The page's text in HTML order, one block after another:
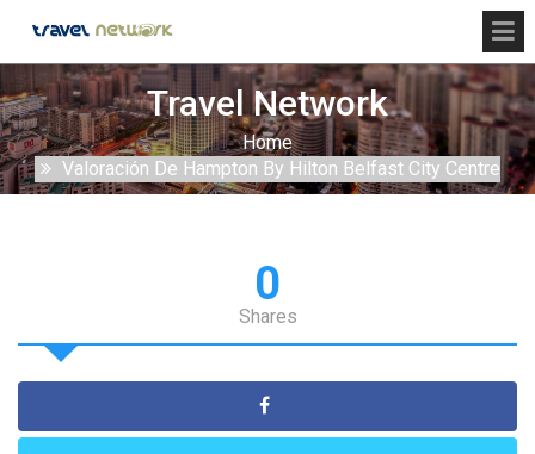
Travel Network
Home
Valoración De Hampton By Hilton Belfast City Centre
0
Shares